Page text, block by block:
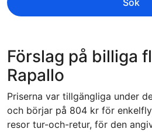
Sök
Förslag på billiga
Rapallo
Priserna var tillgängliga under
och börjar på 804 kr för
resor tur-och-retur, för den